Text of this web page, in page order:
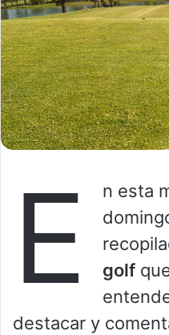
E
n esta
golf
destacar y